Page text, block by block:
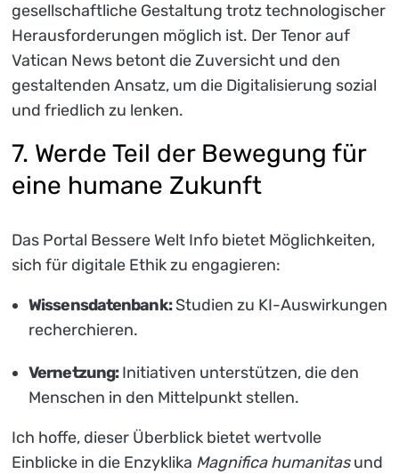
gesellschaftliche Gestaltung trotz technologischer
Herausforderungen möglich ist. Der Tenor auf
Vatican News betont die Zuversicht und den
gestaltenden Ansatz, um die Digitalisierung sozial
und friedlich zu lenken.
7. Werde Teil der Bewegung für
eine humane Zukunft
Das Portal Bessere Welt Info bietet Möglichkeiten,
sich für digitale Ethik zu engagieren:
Wissensdatenbank:Studien zu KI-Auswirkungen
recherchieren.
Vernetzung:Initiativen unterstützen, die den
Menschen in den Mittelpunkt stellen.
Ich hoffe, dieser Überblick bietet wertvolle
Einblicke in die Enzyklika Magnifica humanitasund